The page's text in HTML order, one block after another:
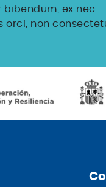
ex nec
orci, non